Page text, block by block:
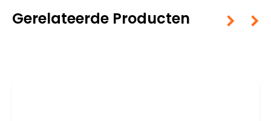
Gerelateerde Producten